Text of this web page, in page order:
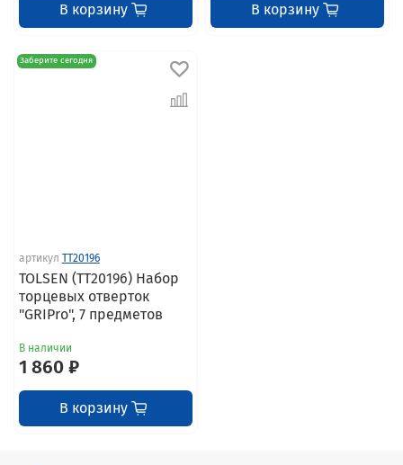
В корзину В корзину
Заберите сегодня
артикул TT20196
TOLSEN (TT20196) Набор
торцевых отверток
"GRIPro", 7 предметов
В наличии
1 860 ₽
В корзину